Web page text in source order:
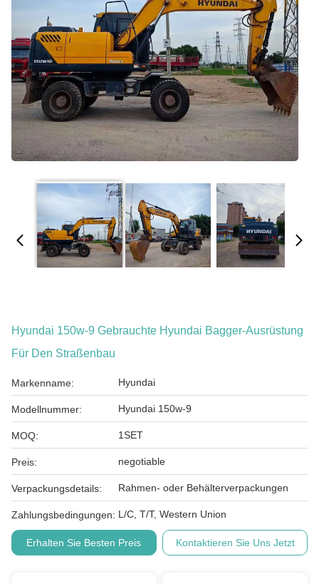
Hyundai 150w-9 Gebrauchte Hyundai Bagger-Ausrüstung
Für Den Straßenbau
Markenname: Hyundai
Modellnummer: Hyundai 150w-9
MOQ: 1SET
Preis: negotiable
Verpackungsdetails: Rahmen- oder Behälterverpackungen
Zahlungsbedingungen: L/C, T/T, Western Union
Erhalten Sie Besten Preis Kontaktieren Sie Uns Jetzt